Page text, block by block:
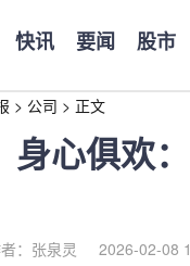
快讯 要闻 股市
> 公司 > 正文
身心俱欢
：张泉灵 2026-02-08